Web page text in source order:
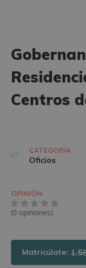
Centros
CATEGORÍA
Oficios
OPINIÓN
(0 opiniones)
Matricúlate: